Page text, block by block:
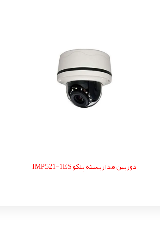
دوربین مداربسته پلکو IMP521-1ES